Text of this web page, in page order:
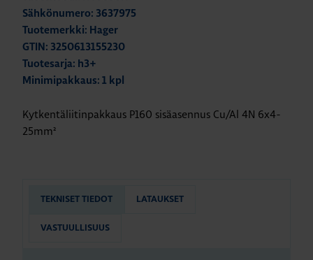
Sähkönumero: 3637975
Tuotemerkki: Hager
GTIN: 3250613155230
Tuotesarja: h3+
Minimipakkaus: 1 kpl
Kytkentäliitinpakkaus P160 sisäasennus Cu/Al 4N 6x4-
25mm²
TEKNISET TIEDOT LATAUKSET
VASTUULLISUUS